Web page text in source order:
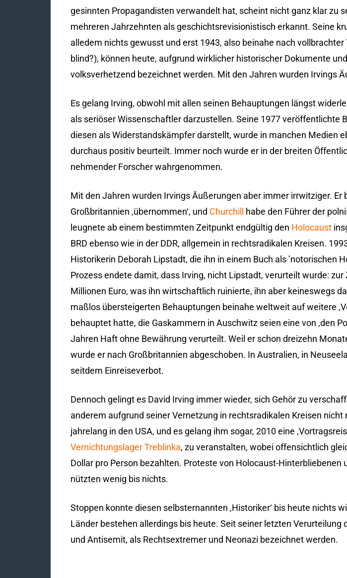
gesinnten Propagandisten verwandelt hat, scheint nicht ganz klar zu
mehreren Jahrzehnten als geschichtsrevisionistisch erkannt. Seine
alledem nichts gewusst und erst 1943, also beinahe nach
blind?), können heute, aufgrund wirklicher historischer Dokumente
volksverhetzend bezeichnet werden. Mit den Jahren wurden Irvings
Es gelang Irving, obwohl mit allen seinen Behauptungen längst
als seriöser Wissenschaftler darzustellen. Seine 1977 veröffentlichte
diesen als Widerstandskämpfer darstellt, wurde in manchen Medien
durchaus positiv beurteilt. Immer noch wurde er in der breiten
nehmender Forscher wahrgenommen.
Mit den Jahren wurden Irvings Äußerungen aber immer irrwitziger. Er
Großbritannien ‚übernommen‘, und Churchill
habe den Führer der
leugnete ab einem bestimmten Zeitpunkt endgültig den Holocaust
BRD ebenso wie in der DDR, allgemein in rechtsradikalen Kreisen.
Historikerin Deborah Lipstadt, die ihn in einem Buch als ’notorischen
Prozess endete damit, dass Irving, nicht Lipstadt, verurteilt wurde:
Millionen Euro, was ihn wirtschaftlich ruinierte, ihn aber keineswegs
maßlos übersteigerten Behauptungen beinahe weltweit auf weitere
behauptet hatte, die Gaskammern in Auschwitz seien eine von ‚den
Jahren Haft ohne Bewährung verurteilt. Weil er schon dreizehn
wurde er nach Großbritannien abgeschoben. In Australien, in
seitdem Einreiseverbot.
Dennoch gelingt es David Irving immer wieder, sich Gehör zu
anderem aufgrund seiner Vernetzung in rechtsradikalen Kreisen
jahrelang in den USA, und es gelang ihm sogar, 2010 eine
Vernichtungslager Treblinka, zu veranstalten, wobei offensichtlich
Dollar pro Person bezahlten. Proteste von Holocaust-Hinterbliebenen
nützten wenig bis nichts.
Stoppen konnte diesen selbsternannten ‚Historiker‘ bis heute nichts
Länder bestehen allerdings bis heute. Seit seiner letzten Verurteilung
und Antisemit, als Rechtsextremer und Neonazi bezeichnet werden.